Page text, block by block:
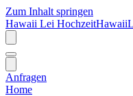
Zum Inhalt springen
Hawaii Lei HochzeitHawaii
Anfragen
Home